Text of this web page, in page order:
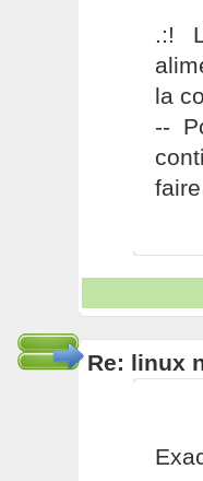
.:!
la
--
Re: linux